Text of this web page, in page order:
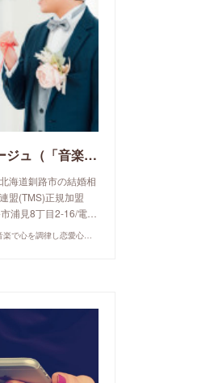
ショパン・マリアージュ（「音楽で心を調律し恋愛心理学でご縁を育てる」釧路市の結婚相談所）/ 全国結婚相談事業者連盟正規加盟店 / cherry-piano.com
海道釧路市の結婚相
盟(TMS)正規加盟
浦見8丁目2-16/電…
ショパン・マリアージュ（「音楽で心を調律し恋愛心理学でご縁を育てる」釧路市の結婚相談所）/ 全国結婚相談事業者連盟正規加盟店 / cherry-piano.com